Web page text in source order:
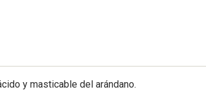
y masticable del arándano.